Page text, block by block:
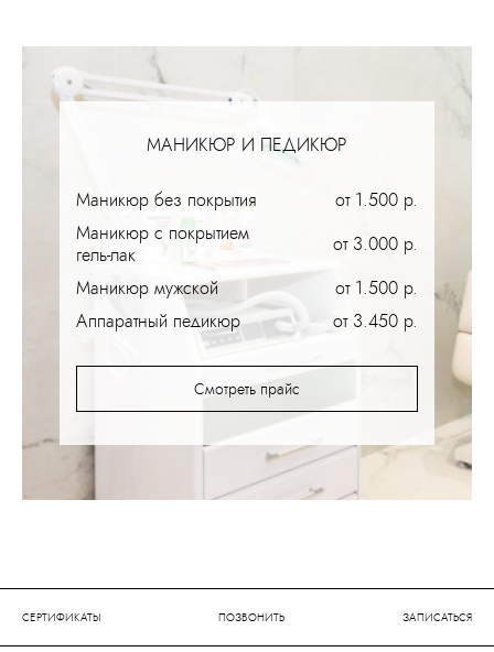
МАНИКЮР И ПЕДИКЮР
Маникюр без покрытия
от 1.500 р.
Маникюр с покрытием
гель-лак
от 3.000 р.
Маникюр мужской
от 1.500 р.
Аппаратный педикюр
от 3.450 р.
Смотреть прайс
СЕРТИФИКАТЫ ПОЗВОНИТЬ ЗАПИСАТЬСЯ